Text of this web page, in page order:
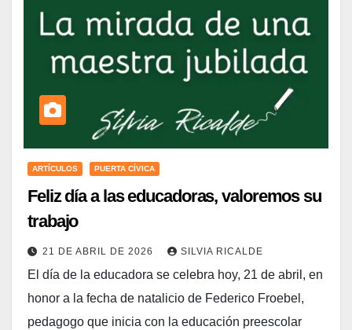
ARTÍCULOS PUERTA CÍVICA
Feliz día a las educadoras, valoremos su
trabajo
21 DE ABRIL DE 2026 SILVIA RICALDE
El día de la educadora se celebra hoy, 21 de abril, en
honor a la fecha de natalicio de Federico Froebel,
pedagogo que inicia con la educación preescolar